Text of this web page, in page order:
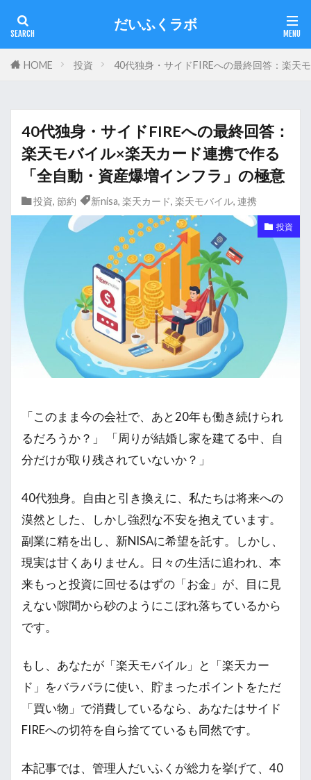
だいふくラボ
HOME 投資 40代独身・サイドFIREへの最終回答：楽天
40代独身・サイドFIREへの最終回答：
楽天モバイル×楽天カード連携で作る
「全自動・資産爆増インフラ」の極意
投資, 節約 新nisa, 楽天カード, 楽天モバイル, 連携
投資
「このまま今の会社で、あと20年も働き続けられ
るだろうか？」 「周りが結婚し家を建てる中、自
分だけが取り残されていないか？」
40代独身。自由と引き換えに、私たちは将来への
漠然とした、しかし強烈な不安を抱えています。
副業に精を出し、新NISAに希望を託す。しかし、
現実は甘くありません。日々の生活に追われ、本
来もっと投資に回せるはずの「お金」が、目に見
えない隙間から砂のようにこぼれ落ちているから
です。
もし、あなたが「楽天モバイル」と「楽天カー
ド」をバラバラに使い、貯まったポイントをただ
「買い物」で消費しているなら、あなたはサイド
FIREへの切符を自ら捨てているも同然です。
本記事では、管理人だいふくが総力を挙げて、40